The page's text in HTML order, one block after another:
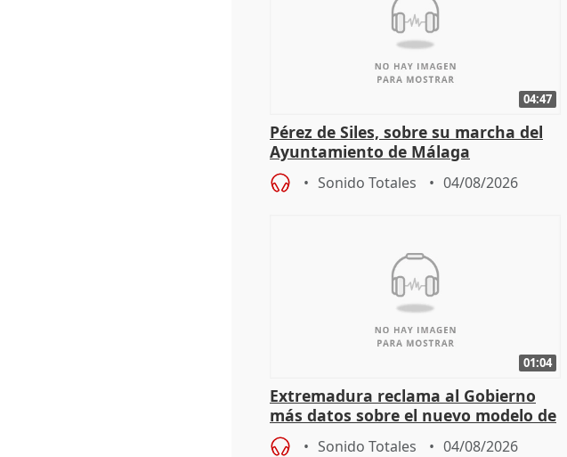
04:47
Pérez de Siles, sobre su marcha del
Ayuntamiento de Málaga
Sonido Totales 04/08/2026
01:04
Extremadura reclama al Gobierno
más datos sobre el nuevo modelo de
financiación
Sonido Totales 04/08/2026